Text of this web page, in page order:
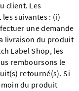
client. Les
suivantes : (i)
une demande
livraison du produit
Label Shop, les
remboursons le
retourné(s). Si
du produit